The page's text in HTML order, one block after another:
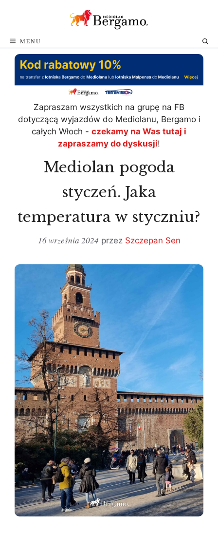
MENU
Zapraszam wszystkich na grupę na FB
dotyczącą wyjazdów do Mediolanu, Bergamo i
całych Włoch - czekamy na Was tutaj i
zapraszamy do dyskusji!
Mediolan pogoda
styczeń. Jaka
temperatura w styczniu?
16 września 2024 przez Szczepan Sen